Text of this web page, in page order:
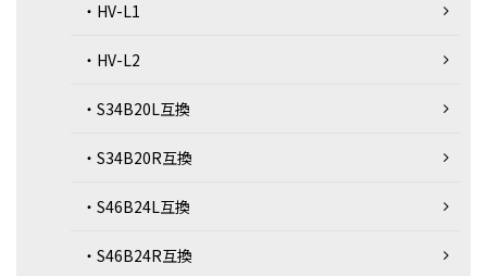
・HV-L1
・HV-L2
・S34B20L互換
・S34B20R互換
・S46B24L互換
・S46B24R互換